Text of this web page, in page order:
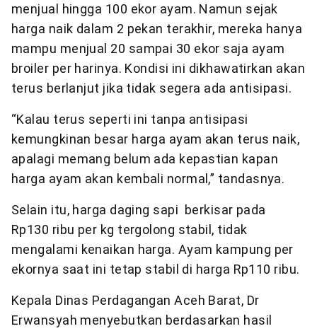
menjual hingga 100 ekor ayam. Namun sejak
harga naik dalam 2 pekan terakhir, mereka hanya
mampu menjual 20 sampai 30 ekor saja ayam
broiler per harinya. Kondisi ini dikhawatirkan akan
terus berlanjut jika tidak segera ada antisipasi.
“Kalau terus seperti ini tanpa antisipasi
kemungkinan besar harga ayam akan terus naik,
apalagi memang belum ada kepastian kapan
harga ayam akan kembali normal,” tandasnya.
Selain itu, harga daging sapi berkisar pada
Rp130 ribu per kg tergolong stabil, tidak
mengalami kenaikan harga. Ayam kampung per
ekornya saat ini tetap stabil di harga Rp110 ribu.
Kepala Dinas Perdagangan Aceh Barat, Dr
Erwansyah menyebutkan berdasarkan hasil